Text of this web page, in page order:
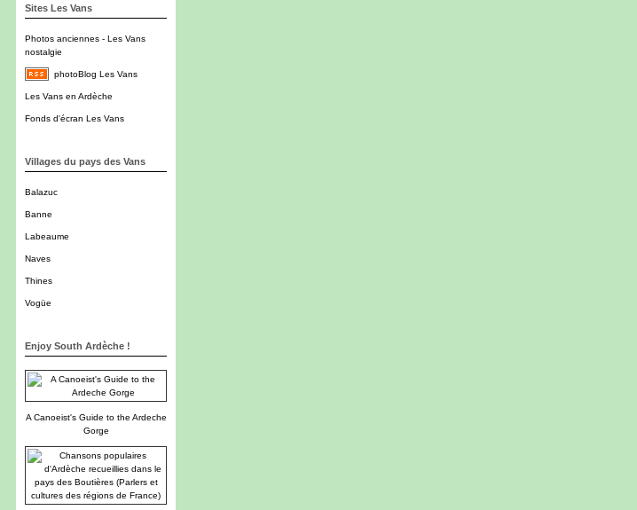
Sites Les Vans
Photos anciennes - Les Vans
nostalgie
photoBlog Les Vans
Les Vans en Ardèche
Fonds d'écran Les Vans
Villages du pays des Vans
Balazuc
Banne
Labeaume
Naves
Thines
Vogüe
Enjoy South Ardèche !
A Canoeist's Guide to the Ardeche
Gorge